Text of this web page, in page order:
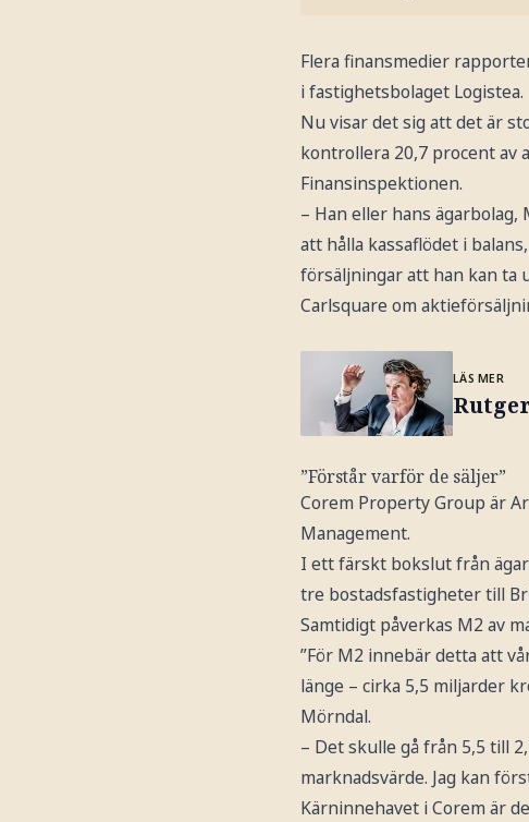
Flera finansmedier
i fastighetsbolaget Logistea.
Nu visar det sig att det är
kontrollera 20,7 procent av
Finansinspektionen.
– Han eller hans
att hålla kassaflödet i
försäljningar att han kan ta
Carlsquare om
LÄS MER
”Förstår varför de säljer”
Corem Property Group är
Management.
I ett färskt bokslut från
tre bostadsfastigheter till
Samtidigt påverkas M2 av
”För M2 innebär detta att
länge – cirka 5,5 miljarder
Mörndal.
– Det skulle gå från 5,5 till
marknadsvärde. Jag kan
Kärninnehavet i Corem är